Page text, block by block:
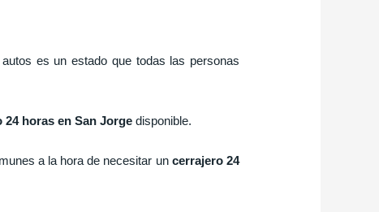
es un estado que todas las personas
24 horas en San Jorge disponible.
a la hora de necesitar un cerrajero 24